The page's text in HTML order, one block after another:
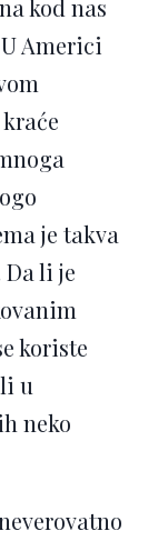
kod nas
Americi
je takva
li je
koriste
u
neko